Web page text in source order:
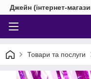
Джейн (інтернет-
Товари та послуги